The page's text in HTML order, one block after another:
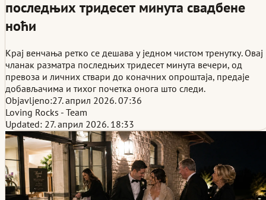
последњих тридесет минута свадбене
ноћи
Крај венчања ретко се дешава у једном чистом тренутку. Овај
чланак разматра последњих тридесет минута вечери, од
превоза и личних ствари до коначних опроштаја, предаје
добављачима и тихог почетка онога што следи.
Objavljeno:27. април 2026. 07:36
Loving Rocks - Team
Updated: 27. април 2026. 18:33